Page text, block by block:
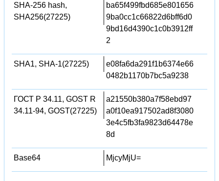
SHA-256 hash,
SHA256(27225)
ba65f499fbd685e801656
9ba0cc1c66822d6bff6d0
9bd16d4390c1c0b3912ff
2
SHA1, SHA-1(27225)
e08fa6da291f1b6374e66
0482b1170b7bc5a9238
ГОСТ Р 34.11, GOST R
34.11-94, GOST(27225)
a21550b380a7f58ebd97
a0f10ea917502ad8f3080
3e4c5fb3fa9823d64478e
8d
Base64 MjcyMjU=